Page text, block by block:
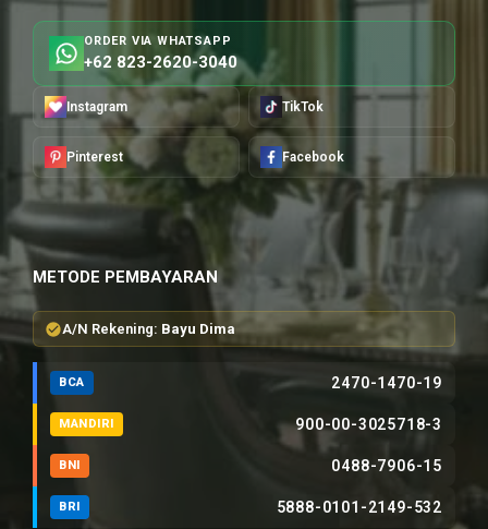
ORDER VIA WHATSAPP
+62 823-2620-3040
Instagram TikTok
Pinterest Facebook
METODE PEMBAYARAN
A/N Rekening: Bayu Dima
BCA 2470-1470-19
MANDIRI 900-00-3025718-3
BNI 0488-7906-15
BRI 5888-0101-2149-532